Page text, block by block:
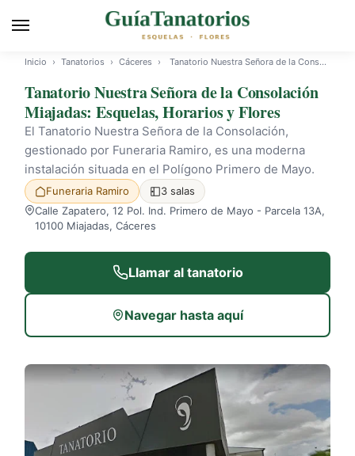
Inicio › Tanatorios › Cáceres › Tanatorio Nuestra Señora de la Consolación Miajadas
Tanatorio Nuestra Señora de la Consolación
Miajadas: Esquelas, Horarios y Flores
El Tanatorio Nuestra Señora de la Consolación,
gestionado por Funeraria Ramiro, es una moderna
instalación situada en el Polígono Primero de Mayo.
Funeraria Ramiro
3 salas
Calle Zapatero, 12 Pol. Ind. Primero de Mayo - Parcela 13A,
10100 Miajadas, Cáceres
Llamar al tanatorio
Navegar hasta aquí